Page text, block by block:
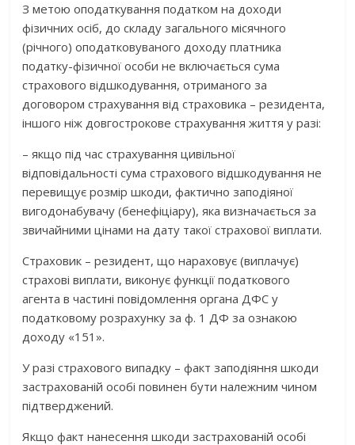
З метою оподаткування податком на доходи
фізичних осіб, до складу загального місячного
(річного) оподатковуваного доходу платника
податку-фізичної особи не включається сума
страхового відшкодування, отриманого за
договором страхування від страховика – резидента,
іншого ніж довгострокове страхування життя у разі:
– якщо під час страхування цивільної
відповідальності сума страхового відшкодування не
перевищує розмір шкоди, фактично заподіяної
вигодонабувачу (бенефіціару), яка визначається за
звичайними цінами на дату такої страхової виплати.
Страховик – резидент, що нараховує (виплачує)
страхові виплати, виконує функції податкового
агента в частині повідомлення органа ДФС у
податковому розрахунку за ф. 1 ДФ за ознакою
доходу «151».
У разі страхового випадку – факт заподіяння шкоди
застрахованій особі повинен бути належним чином
підтверджений.
Якщо факт нанесення шкоди застрахованій особі